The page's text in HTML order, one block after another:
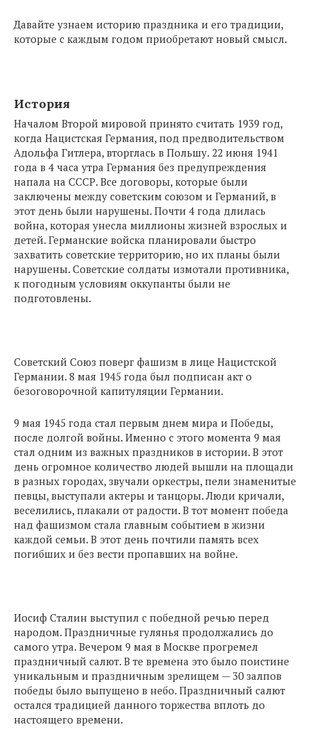
Давайте узнаем историю праздника и его традиции,
которые с каждым годом приобретают новый смысл.
История
Началом Второй мировой принято считать 1939 год,
когда Нацистская Германия, под предводительством
Адольфа Гитлера, вторглась в Польшу. 22 июня 1941
года в 4 часа утра Германия без предупреждения
напала на СССР. Все договоры, которые были
заключены между советским союзом и Германий, в
этот день были нарушены. Почти 4 года длилась
война, которая унесла миллионы жизней взрослых и
детей. Германские войска планировали быстро
захватить советские территорию, но их планы были
нарушены. Советские солдаты измотали противника,
к погодным условиям оккупанты были не
подготовлены.
Советский Союз поверг фашизм в лице Нацистской
Германии. 8 мая 1945 года был подписан акт о
безоговорочной капитуляции Германии.
9 мая 1945 года стал первым днем мира и Победы,
после долгой войны. Именно с этого момента 9 мая
стал одним из важных праздников в истории. В этот
день огромное количество людей вышли на площади
в разных городах, звучали оркестры, пели знаменитые
певцы, выступали актеры и танцоры. Люди кричали,
веселились, плакали от радости. В тот момент победа
над фашизмом стала главным событием в жизни
каждой семьи. В этот день почтили память всех
погибших и без вести пропавших на войне.
Иосиф Сталин выступил с победной речью перед
народом. Праздничные гулянья продолжались до
самого утра. Вечером 9 мая в Москве прогремел
праздничный салют. В те времена это было поистине
уникальным и праздничным зрелищем — 30 залпов
победы было выпущено в небо. Праздничный салют
остался традицией данного торжества вплоть до
настоящего времени.